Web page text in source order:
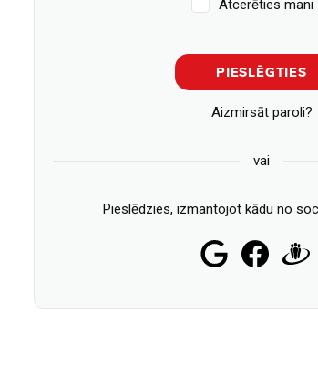
Atcerēties mani
PIESLĒGTIES
Aizmirsāt paroli?
vai
Pieslēdzies, izmantojot kādu no